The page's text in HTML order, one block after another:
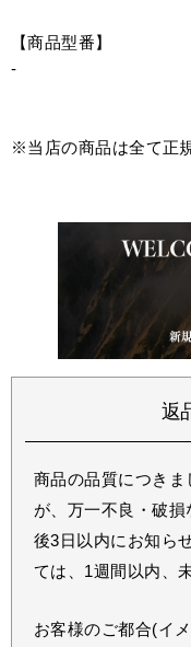
【商品型番】
-
※当店の商品は全て正
返
商品の品質につき
が、万一不良・破
後3日以内にお知ら
ては、1週間以内、
お客様のご都合(イ